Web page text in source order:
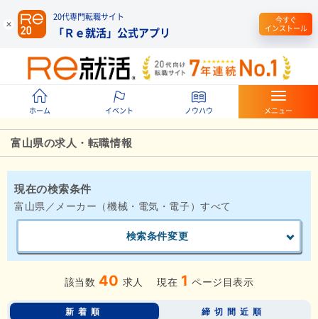
20代専門転職サイト
「Ｒｅ就活」公式アプリ
今すぐ
インストール
ホーム イベント ノウハウ メニュー
富山県の求人・転職情報
現在の検索条件
富山県／メーカー（機械・電気・電子）すべて
検索条件変更
該当数 40 求人 現在 1 ページ目表示
新着順 締切間近順